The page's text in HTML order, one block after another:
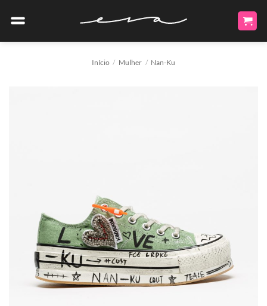
Início / Mulher / Nan-Ku